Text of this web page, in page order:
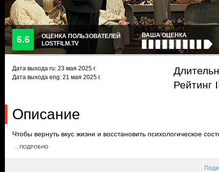
6.6
ОЦЕНКА ПОЛЬЗОВАТЕЛЕЙ
LOSTFILM.TV
ВАША ОЦЕНКА
Дата выхода ru: 23 мая 2025 г.
Дата выхода eng: 21 мая 2025 г.
Рейтинг
Описание
Чтобы вернуть вкус жизни и восстановить психологическое
этого никогда не встречались, собираются на альпийском
…ПОДРОБНО